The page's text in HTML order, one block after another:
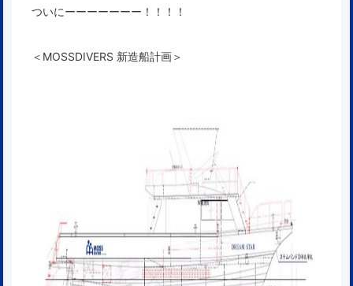
ついにーーーーーーー！！！！
＜MOSSDIVERS 新造船計画＞